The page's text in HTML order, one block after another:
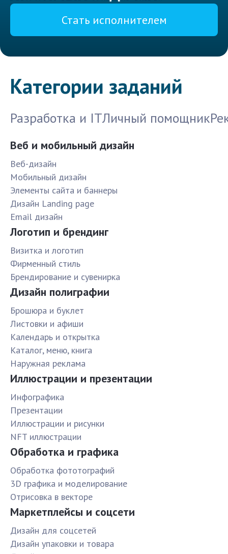
Стать исполнителем
Категории заданий
Разработка и ITЛичный помощник
Веб и мобильный дизайн
Веб-дизайн
Мобильный дизайн
Элементы сайта и баннеры
Дизайн Landing page
Email дизайн
Логотип и брендинг
Визитка и логотип
Фирменный стиль
Брендирование и сувенирка
Дизайн полиграфии
Брошюра и буклет
Листовки и афиши
Календарь и открытка
Каталог, меню, книга
Наружная реклама
Иллюстрации и презентации
Инфографика
Презентации
Иллюстрации и рисунки
NFT иллюстрации
Обработка и графика
Обработка фототографий
3D графика и моделирование
Отрисовка в векторе
Маркетплейсы и соцсети
Дизайн для соцсетей
Дизайн упаковки и товара